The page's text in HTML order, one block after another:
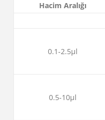
Hacim Aralığı
0.1-2.5μl
0.5-10μl